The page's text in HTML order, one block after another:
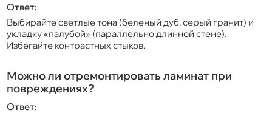
Ответ:
Выбирайте светлые тона (беленый дуб, серый гранит) и
укладку «палубой» (параллельно длинной стене).
Избегайте контрастных стыков.
Можно ли отремонтировать ламинат при
повреждениях?
Ответ: